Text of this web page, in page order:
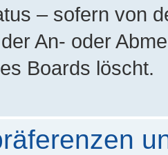
– sofern von
An- oder
Boards löscht.